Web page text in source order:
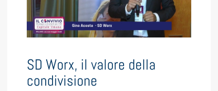
SD Worx, il valore della
condivisione